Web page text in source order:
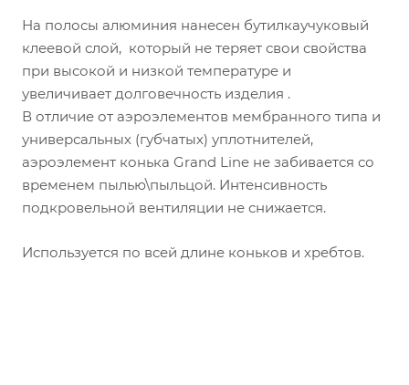
На полосы алюминия нанесен бутилкаучуковый
клеевой слой, который не теряет свои свойства
при высокой и низкой температуре и
увеличивает долговечность изделия .
В отличие от аэроэлементов мембранного типа и
универсальных (губчатых) уплотнителей,
аэроэлемент конька Grand Line не забивается со
временем пылью\пыльцой. Интенсивность
подкровельной вентиляции не снижается.
Используется по всей длине коньков и хребтов.